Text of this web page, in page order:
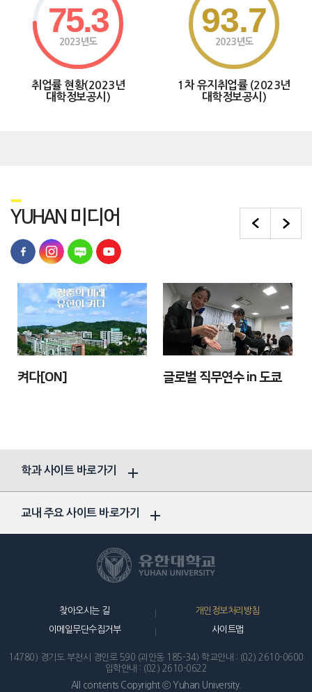
75.3
2023년도
취업률 현황(2023년
대학정보공시)
93.7
2023년도
1차 유지취업률 (2023년
대학정보공시)
YUHAN 미디어
켜다[ON] 글로벌 직무연수 in 도쿄
학과 사이트 바로가기
교내 주요 사이트 바로가기
찾아오시는 길 개인정보처리방침
이메일무단수집거부 사이트맵
14780) 경기도 부천시 경인로 590 (괴안동 185-34) 학교안내 : (02) 2610-0600
입학안내 : (02) 2610-0622
All contents Copyright ⓒ Yuhan University.